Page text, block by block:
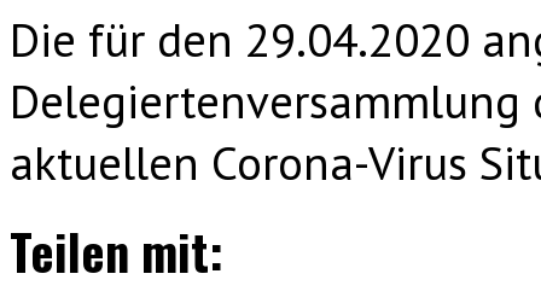
Die für den 29.04.2020
Delegiertenversammlung
aktuellen Corona-Virus
Teilen mit: